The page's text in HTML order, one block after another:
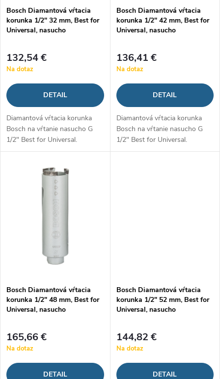
p
o
d
u
k
p
r
o
d
u
k
t
Bosch Diamantová vŕtacia
korunka 1/2" 32 mm, Best for
Universal, nasucho
132,54 €
Na dotaz
DETAIL
Diamantová vŕtacia korunka
Bosch na vŕtanie nasucho G
1/2" Best for Universal.
Bosch Diamantová vŕtacia
korunka 1/2" 42 mm, Best for
Universal, nasucho
136,41 €
Na dotaz
DETAIL
Diamantová vŕtacia korunka
Bosch na vŕtanie nasucho G
1/2" Best for Universal.
Bosch Diamantová vŕtacia
korunka 1/2" 48 mm, Best for
Universal, nasucho
165,66 €
Na dotaz
DETAIL
Bosch Diamantová vŕtacia
korunka 1/2" 52 mm, Best for
Universal, nasucho
144,82 €
Na dotaz
DETAIL